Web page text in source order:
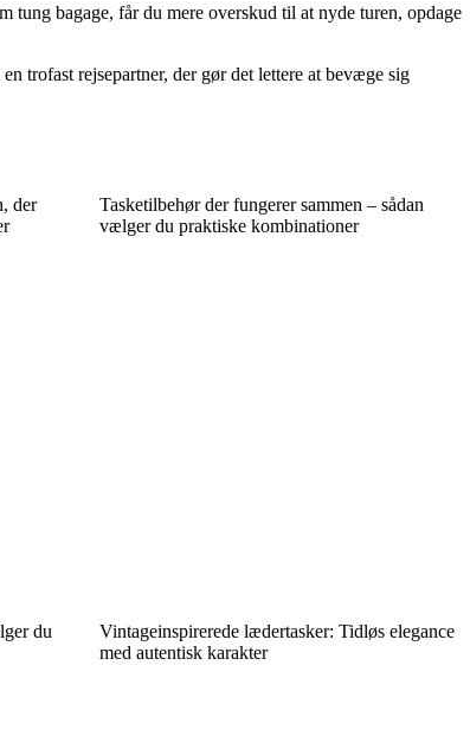
tung bagage, får du mere overskud til at nyde turen, opdage
trofast rejsepartner, der gør det lettere at bevæge sig
der
Tasketilbehør der fungerer sammen – sådan
vælger du praktiske kombinationer
du
Vintageinspirerede lædertasker: Tidløs elegance
med autentisk karakter